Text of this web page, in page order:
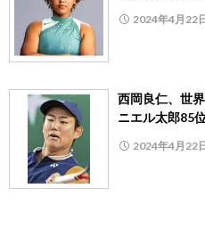
2024年4月22
西岡良仁、世
ニエル太郎85
2024年4月22